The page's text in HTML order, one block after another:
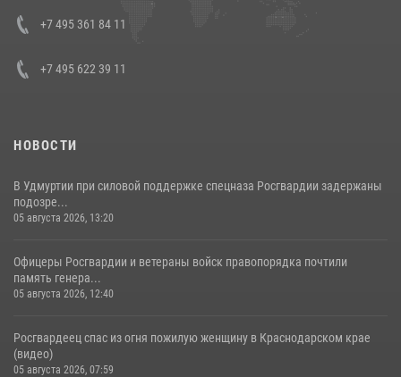
+7 495 361 84 11
+7 495 622 39 11
НОВОСТИ
В Удмуртии при силовой поддержке спецназа Росгвардии задержаны
подозре...
05 августа 2026, 13:20
Офицеры Росгвардии и ветераны войск правопорядка почтили
память генера...
05 августа 2026, 12:40
Росгвардеец спас из огня пожилую женщину в Краснодарском крае
(видео)
05 августа 2026, 07:59